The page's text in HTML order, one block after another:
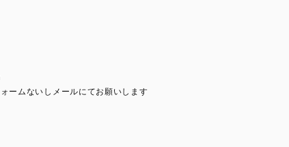
ームないしメールにてお願いします